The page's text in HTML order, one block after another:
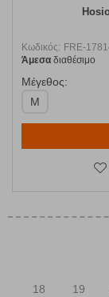
Κωδικός: FRE-
Άμεσα διαθέσιμο
Μέγεθος:
M
18 19